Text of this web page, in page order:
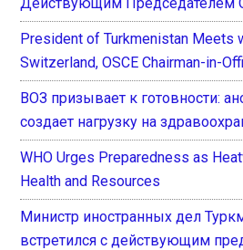
President of Turkmenistan Meets
Switzerland, OSCE Chairman-in-
ВОЗ призывает к готовности:
создает нагрузку на
WHO Urges Preparedness as
Health and Resources
Министр иностранных дел
встретился с действующим